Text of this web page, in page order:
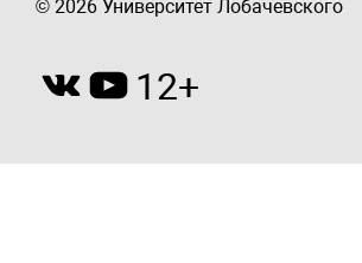
© 2026 Университет Лобачевского
12+